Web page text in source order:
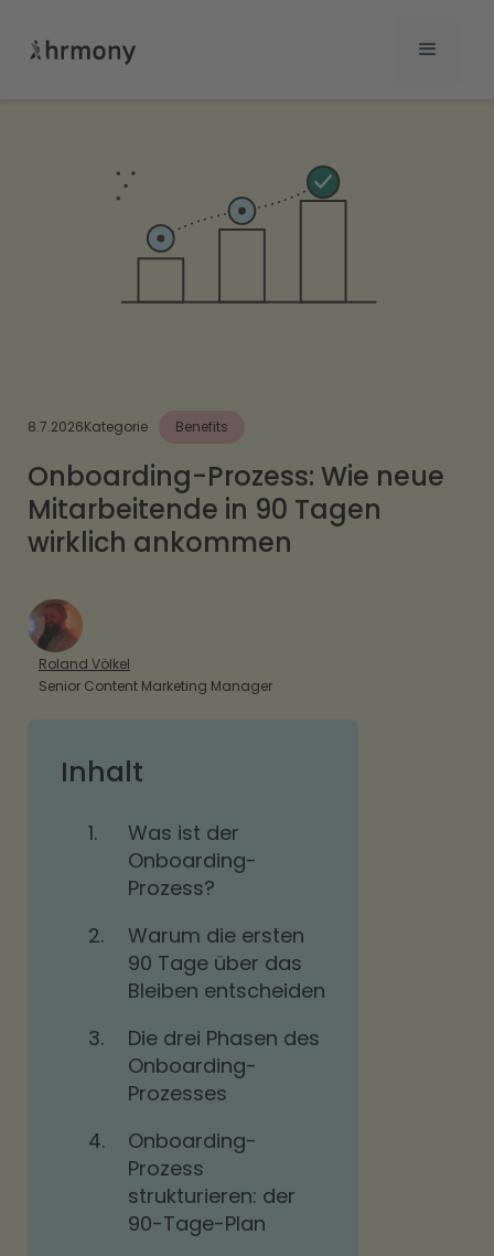
8.7.2026Kategorie Benefits
Onboarding-Prozess: Wie neue
Mitarbeitende in 90 Tagen
wirklich ankommen
Roland Völkel
Senior Content Marketing Manager
Inhalt
1.
Was ist der
Onboarding-
Prozess?
2.
Warum die ersten
90 Tage über das
Bleiben entscheiden
3.
Die drei Phasen des
Onboarding-
Prozesses
4.
Onboarding-
Prozess
strukturieren: der
90-Tage-Plan